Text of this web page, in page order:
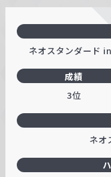
ネオスタンダード
成績
3位
ネオ